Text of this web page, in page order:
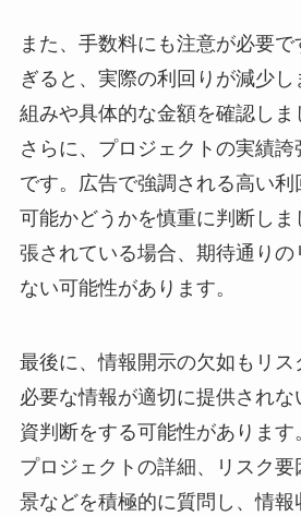
また、手数料にも注意が必要
ぎると、実際の利回りが減少
組みや具体的な金額を確認しま
さらに、プロジェクトの実績
です。広告で強調される高い
可能かどうかを慎重に判断しま
張されている場合、期待通り
ない可能性があります。
最後に、情報開示の欠如もリス
必要な情報が適切に提供され
資判断をする可能性があります
プロジェクトの詳細、リスク
景などを積極的に質問し、情報